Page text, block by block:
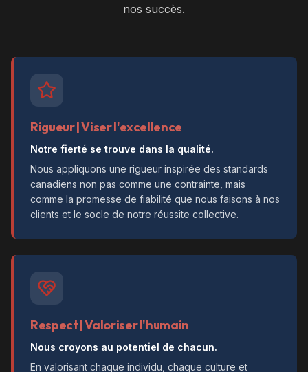
nos succès.
Rigueur | Viser l'excellence
Notre fierté se trouve dans la qualité.
Nous appliquons une rigueur inspirée des standards
canadiens non pas comme une contrainte, mais
comme la promesse de fiabilité que nous faisons à nos
clients et le socle de notre réussite collective.
Respect | Valoriser l'humain
Nous croyons au potentiel de chacun.
En valorisant chaque individu, chaque culture et